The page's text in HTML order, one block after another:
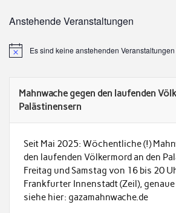
Anstehende Veranstaltungen
Es sind keine anstehenden
Mahnwache gegen den laufenden
Palästinensern
Seit Mai 2025: Wöchentliche (!)
den laufenden Völkermord an den
Freitag und Samstag von 16 bis 20
Frankfurter Innenstadt (Zeil),
siehe hier: gazamahnwache.de